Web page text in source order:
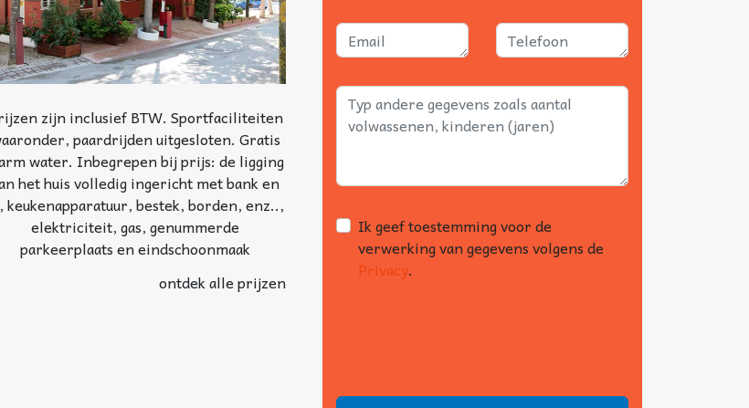
zijn inclusief BTW. Sportfaciliteiten
paardrijden uitgesloten. Gratis
water. Inbegrepen bij prijs: de ligging
het huis volledig ingericht met bank en
keukenapparatuur, bestek, borden, enz..,
elektriciteit, gas, genummerde
parkeerplaats en eindschoonmaak
ontdek alle prijzen
Ik geef toestemming voor de
verwerking van gegevens volgens de
Privacy.